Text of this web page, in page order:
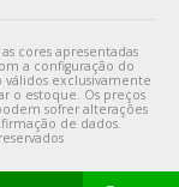
cores apresentadas
a configuração do
exclusivamente
o estoque. Os preços
sofrer alterações
de dados.